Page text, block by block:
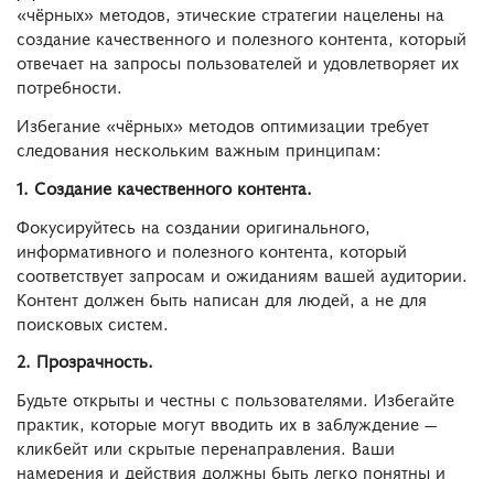
«чёрных» методов, этические стратегии нацелены на
создание качественного и полезного контента, который
отвечает на запросы пользователей и удовлетворяет их
потребности.
Избегание «чёрных» методов оптимизации требует
следования нескольким важным принципам:
1. Создание качественного контента.
Фокусируйтесь на создании оригинального,
информативного и полезного контента, который
соответствует запросам и ожиданиям вашей аудитории.
Контент должен быть написан для людей, а не для
поисковых систем.
2. Прозрачность.
Будьте открыты и честны с пользователями. Избегайте
практик, которые могут вводить их в заблуждение —
кликбейт или скрытые перенаправления. Ваши
намерения и действия должны быть легко понятны и